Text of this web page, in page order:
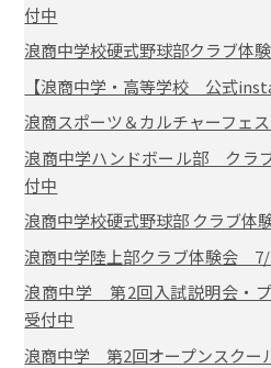
付中
浪商中学校硬式野球部クラブ
【浪商中学・高等学校 公式
浪商スポーツ＆カルチャーフェ
浪商中学ハンドボール部 ク
付中
浪商中学校硬式野球部 クラブ
浪商中学陸上部クラブ体験会
浪商中学 第2回入試説明会
受付中
浪商中学 第2回オープンスク